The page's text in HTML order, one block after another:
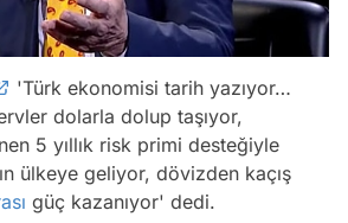
'Türk ekonomisi tarih yazıyor…
dolarla dolup taşıyor,
5 yıllık risk primi desteğiyle
ülkeye geliyor, dövizden kaçış
güç kazanıyor' dedi.